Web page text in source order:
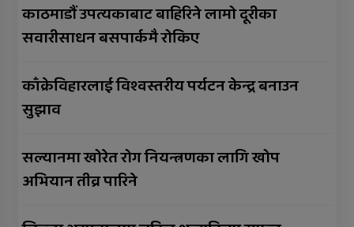
काठमाडौं उपत्यकाबाट बाहिरिने लामो दूरीका
सवारीसाधन बसपार्कमै रोकिए
काँक्रेविहारलाई विश्वस्तरीय पर्यटन केन्द्र बनाउन
सुझाव
सल्यानमा खोरेत रोग नियन्त्रणका लागि खोप
अभियान तीव्र पारिने